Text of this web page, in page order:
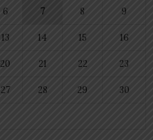
6 7 8 9
13 14 15 16
20 21 22 23
27 28 29 30